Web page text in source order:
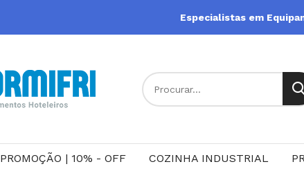
Especialistas em
PROMOÇÃO | 10% - OFF COZINHA INDUSTRIAL